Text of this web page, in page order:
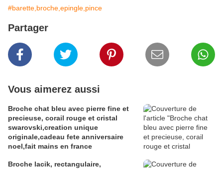
#barette,broche,epingle,pince
Partager
Vous aimerez aussi
Broche chat bleu avec pierre fine et
precieuse, corail rouge et cristal
swarovski,creation unique
originale,cadeau fete anniversaire
noel,fait mains en france
Broche lacik, rectangulaire,